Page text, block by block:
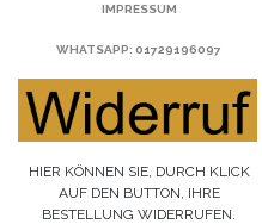
IMPRESSUM
WHATSAPP: 01729196097
HIER KÖNNEN SIE, DURCH KLICK
AUF DEN BUTTON, IHRE
BESTELLUNG WIDERRUFEN.